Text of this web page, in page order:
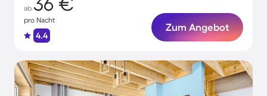
ab
pro Nacht
4.4
Zum Angebot